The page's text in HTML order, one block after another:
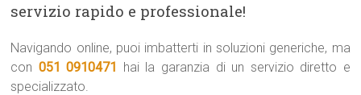
servizio rapido e professionale!
Navigando online, puoi imbatterti in soluzioni generiche, ma
con 051 0910471 hai la garanzia di un servizio diretto e
specializzato.